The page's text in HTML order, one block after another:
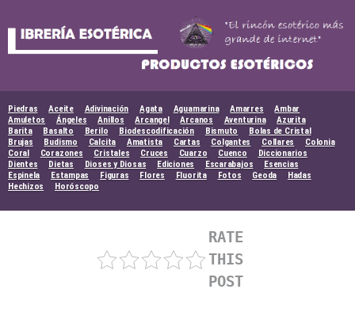
Piedras Aceite Adivinación Agata Aguamarina Amarres
Ambar
Amuletos
Ángeles Anillos Arcangel Arcanos Aventurina
Azurita
Barita
Basalto Berilo Biodescodificación Bismuto
Bolas de Cristal
Brujas
Budismo Calcita Amatista Cartas Colgantes Collares
Colonia
Coral
Corazones Cristales Cruces Cuarzo Cuenco
Diccionarios
Dientes
Dietas Dioses y Diosas Ediciones Escarabajos
Esencias
Espinela
Estampas Figuras Flores Fluorita Fotos Geoda
Hadas
Hechizos
Horóscopo
RATE
THIS
POST